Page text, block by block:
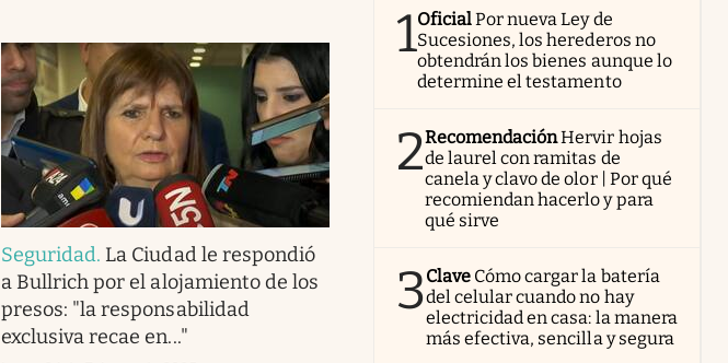
Seguridad. La Ciudad le respondió
a Bullrich por el alojamiento de los
presos: "la responsabilidad
exclusiva recae en..."
1OficialPor nueva Ley de
Sucesiones, los herederos no
obtendrán los bienes aunque lo
determine el testamento
2RecomendaciónHervir hojas
de laurel con ramitas de
canela y clavo de olor | Por qué
recomiendan hacerlo y para
qué sirve
3Clave Cómo cargar la batería
del celular cuando no hay
electricidad en casa: la manera
más efectiva, sencilla y segura